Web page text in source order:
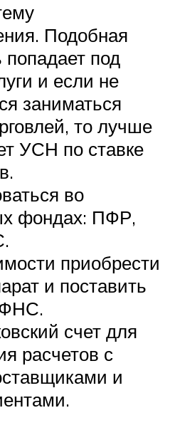
Подобная
попадает под
и если не
заниматься
то лучше
УСН по ставке
во
фондах: ПФР,
приобрести
и поставить
ФНС.
счет для
расчетов с
и